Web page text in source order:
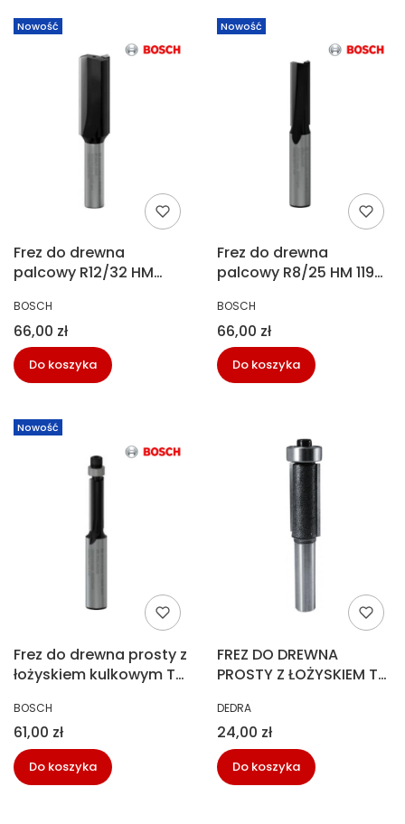
Nowość
Frez do drewna
palcowy R12/32 HM
374
PRODUCENT
BOSCH
Cena
66,00 zł
Do koszyka
Nowość
Frez do drewna
palcowy R8/25 HM 119
PRODUCENT
BOSCH
Cena
66,00 zł
Do koszyka
Nowość
Frez do drewna prosty z
łożyskiem kulkowym T8
629 673
PRODUCENT
BOSCH
Cena
61,00 zł
Do koszyka
FREZ DO DREWNA
PROSTY Z ŁOŻYSKIEM T8
PRODUCENT
DEDRA
Cena
24,00 zł
Do koszyka